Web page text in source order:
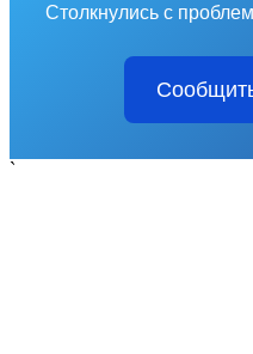
Столкнулись с
`